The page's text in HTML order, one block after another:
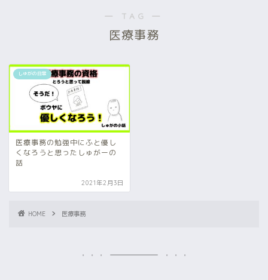
― TAG ―
医療事務
しゅがの日常
医療事務の勉強中にふと優し
くなろうと思ったしゅがーの
話
2021年2月3日
HOME 医療事務